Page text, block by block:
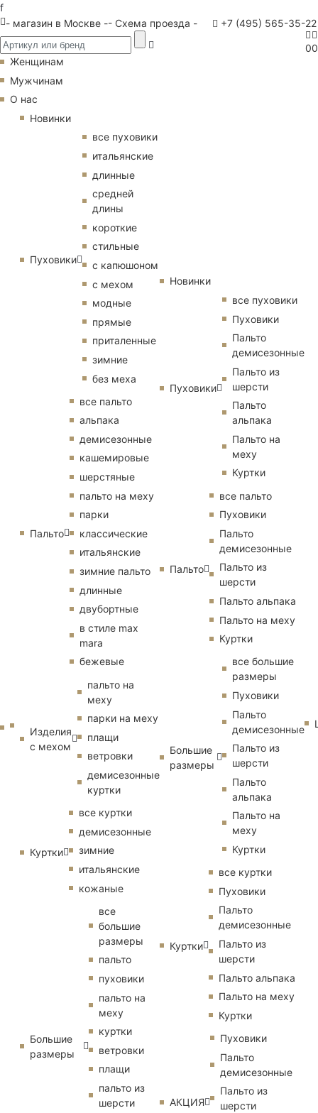
f
- магазин в Москве -- Схема проезда - +7 (495) 565-35-22
00
Женщинам
Мужчинам
О нас
Новинки
Пуховики
все пуховики
итальянские
длинные
средней
длины
короткие
стильные
с капюшоном
с мехом
модные
прямые
приталенные
зимние
без меха
Пальто
все пальто
альпака
демисезонные
кашемировые
шерстяные
пальто на меху
парки
классические
итальянские
зимние пальто
длинные
двубортные
в стиле max
mara
бежевые
Изделия
с мехом
пальто на
меху
парки на меху
плащи
ветровки
демисезонные
куртки
Куртки
все куртки
демисезонные
зимние
итальянские
кожаные
Большие
размеры
все
большие
размеры
пальто
пуховики
пальто на
меху
куртки
ветровки
плащи
пальто из
шерсти
Новинки
Пуховики
все пуховики
Пуховики
Пальто
демисезонные
Пальто из
шерсти
Пальто
альпака
Пальто на
меху
Куртки
Пальто
все пальто
Пуховики
Пальто
демисезонные
Пальто из
шерсти
Пальто альпака
Пальто на меху
Куртки
Большие
размеры
все большие
размеры
Пуховики
Пальто
демисезонные
Пальто из
шерсти
Пальто
альпака
Пальто на
меху
Куртки
Куртки
все куртки
Пуховики
Пальто
демисезонные
Пальто из
шерсти
Пальто альпака
Пальто на меху
Куртки
АКЦИЯ
Пуховики
Пальто
демисезонные
Пальто из
шерсти